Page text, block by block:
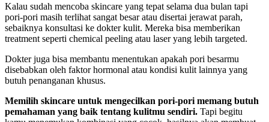
Kalau sudah mencoba skincare yang tepat selama dua bulan tapi
pori-pori masih terlihat sangat besar atau disertai jerawat parah,
sebaiknya konsultasi ke dokter kulit. Mereka bisa memberikan
treatment seperti chemical peeling atau laser yang lebih targeted.
Dokter juga bisa membantu menentukan apakah pori besarmu
disebabkan oleh faktor hormonal atau kondisi kulit lainnya yang
butuh penanganan khusus.
Memilih skincare untuk mengecilkan pori-pori memang butuh
pemahaman yang baik tentang kulitmu sendiri. Tapi begitu